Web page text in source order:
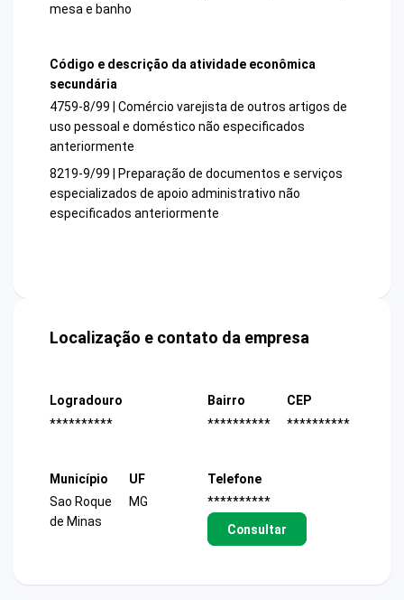
mesa e banho
Código e descrição da atividade econômica
secundária
4759-8/99 | Comércio varejista de outros artigos de
uso pessoal e doméstico não especificados
anteriormente
8219-9/99 | Preparação de documentos e serviços
especializados de apoio administrativo não
especificados anteriormente
Localização e contato da empresa
Logradouro
**********
Bairro
**********
CEP
**********
Município
Sao Roque
de Minas
UF
MG
Telefone
**********
Consultar